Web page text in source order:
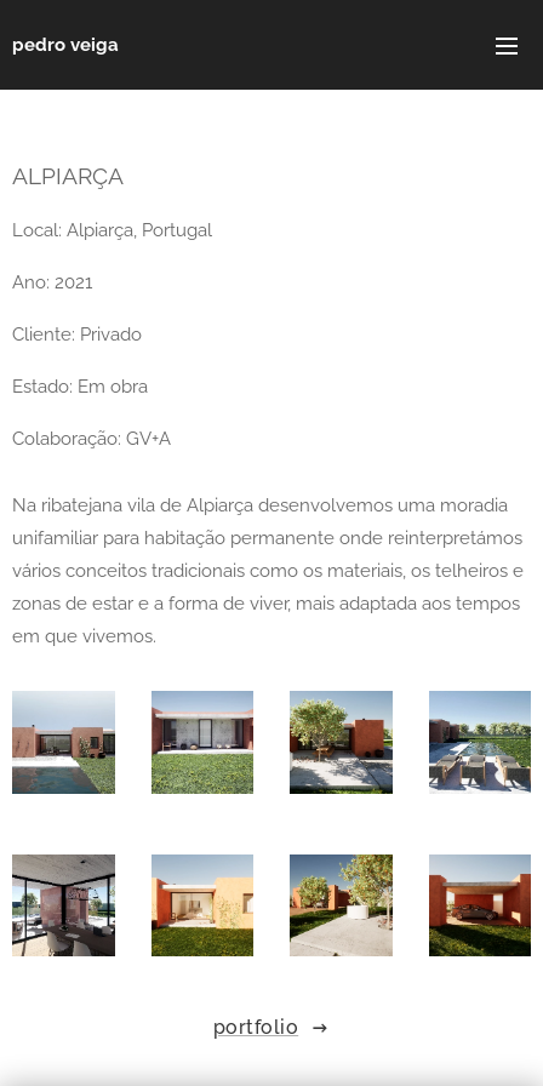
pedro veiga
ALPIARÇA
Local: Alpiarça, Portugal
Ano: 2021
Cliente: Privado
Estado: Em obra
Colaboração: GV+A
Na ribatejana vila de Alpiarça desenvolvemos uma moradia
unifamiliar para habitação permanente onde reinterpretámos
vários conceitos tradicionais como os materiais, os telheiros e
zonas de estar e a forma de viver, mais adaptada aos tempos
em que vivemos.
portfolio